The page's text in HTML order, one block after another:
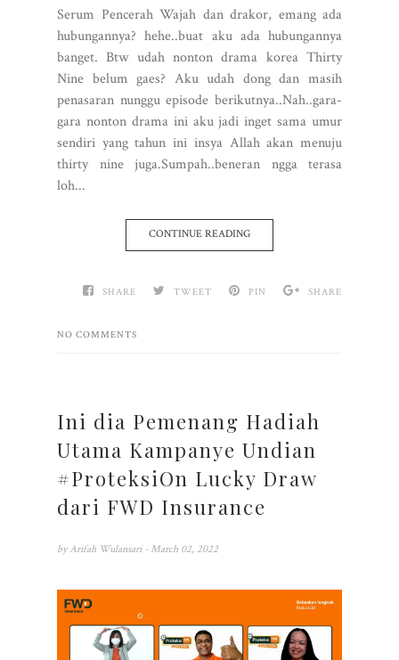
Serum Pencerah Wajah dan drakor, emang ada
hubungannya? hehe..buat aku ada hubungannya
banget. Btw udah nonton drama korea Thirty
Nine belum gaes? Aku udah dong dan masih
penasaran nunggu episode berikutnya..Nah..gara-
gara nonton drama ini aku jadi inget sama umur
sendiri yang tahun ini insya Allah akan menuju
thirty nine juga.Sumpah..beneran ngga terasa
loh...
CONTINUE READING
SHARE TWEET PIN SHARE
NO COMMENTS
Ini dia Pemenang Hadiah
Utama Kampanye Undian
#ProteksiOn Lucky Draw
dari FWD Insurance
by Arifah Wulansari - March 02, 2022